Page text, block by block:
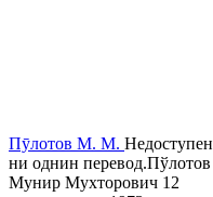
Пӯлотов М. М. Недоступен
ни однин перевод.Пўлотов
Мунир Мухторович 12